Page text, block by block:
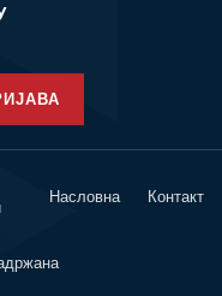
Насловна Контакт